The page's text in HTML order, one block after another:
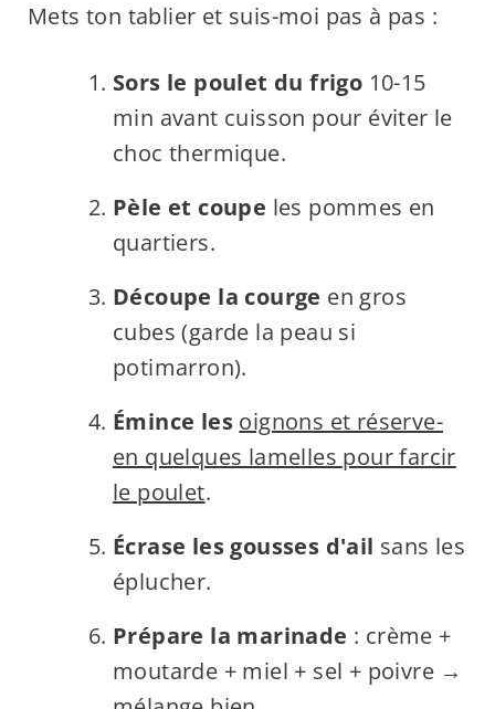
Mets ton tablier et suis-moi pas à pas :
Sors le poulet du frigo 10-15
min avant cuisson pour éviter le
choc thermique.
Pèle et coupe les pommes en
quartiers.
Découpe la courge en gros
cubes (garde la peau si
potimarron).
Émince les oignons et réserve-
en quelques lamelles pour farcir
le poulet.
Écrase les gousses d'ail sans les
éplucher.
Prépare la marinade : crème +
moutarde + miel + sel + poivre →